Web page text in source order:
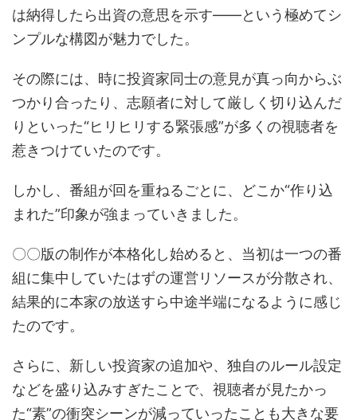
は納得したら出資の意思を示す――という極めてシ
ンプルな構図が魅力でした。
その際には、時に投資家同士の意見が真っ向からぶ
つかり合ったり、志願者に対して厳しく切り込んだ
りといった“ヒリヒリする緊張感”が多くの視聴者を
惹きつけていたのです。
しかし、番組が回を重ねるごとに、どこか“作り込
まれた”印象が強まっていきました。
〇〇版の制作が本格化し始めると、当初は一つの番
組に集中していたはずの運営リソースが分散され、
結果的に本家の放送すら中途半端になるように感じ
たのです。
さらに、新しい投資家の追加や、独自のルール設定
などを盛り込みすぎたことで、視聴者が見たかっ
た“素”の衝突シーンが減っていったことも大きな要